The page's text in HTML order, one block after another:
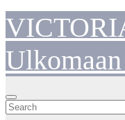
Skip
to
content